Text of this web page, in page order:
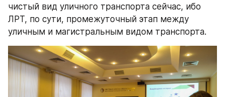
чистый вид уличного транспорта сейчас, ибо
ЛРТ, по сути, промежуточный этап между
уличным и магистральным видом транспорта.